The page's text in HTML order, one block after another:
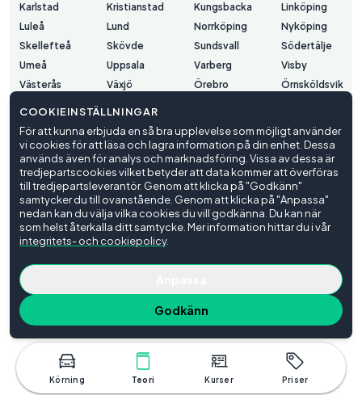
Körning Teori Kurser Priser
Karlstad
Kristianstad Kungsbacka
Linköping
Luleå
Lund Norrköping
Nyköping
Skellefteå
Skövde Sundsvall
Södertälje
Umeå
Uppsala Varberg
Visby
Västerås
Växjö Örebro
Örnsköldsvik
Användarvillkor
Integritetspolicy
Cookieinställningar
COOKIEINSTÄLLNINGAR
För att kunna erbjuda en så bra upplevelse som möjligt använder
vi cookies för att läsa och lagra information på din enhet. Dessa
används även för analys och marknadsföring. Vissa av dessa är
tredjepartscookies vilket betyder att data kommer att överföras
till tredjepartsleverantör. Genom att klicka på "Godkänn"
samtycker du till ovanstående. Genom att klicka på "Anpassa"
nedan kan du välja vilka cookies du vill godkänna. Du kan när
som helst återkalla ditt samtycke. Mer information hittar du i vår
integritets- och cookiepolicy.
Godkänn
© Trafiko2026